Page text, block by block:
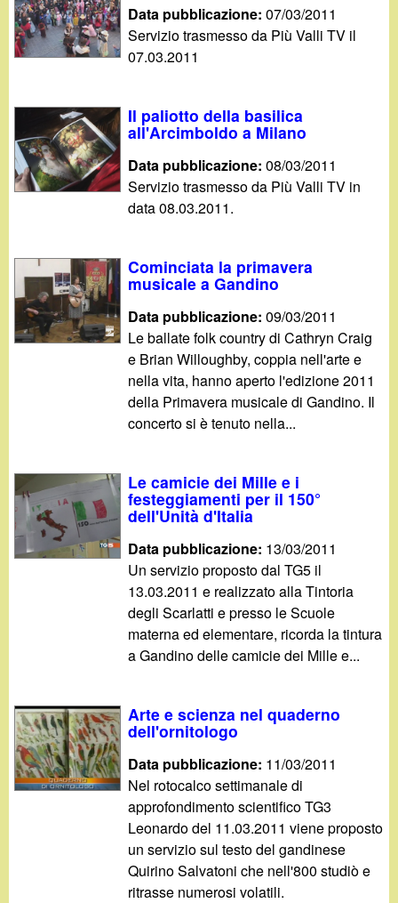
Data pubblicazione:07/03/2011
Servizio trasmesso da Più Valli TV il
07.03.2011
Il paliotto della basilica
all'Arcimboldo a Milano
Data pubblicazione:08/03/2011
Servizio trasmesso da Più Valli TV in
data 08.03.2011.
Cominciata la primavera
musicale a Gandino
Data pubblicazione:09/03/2011
Le ballate folk country di Cathryn Craig
e Brian Willoughby, coppia nell'arte e
nella vita, hanno aperto l'edizione 2011
della Primavera musicale di Gandino. Il
concerto si è tenuto nella...
Le camicie dei Mille e i
festeggiamenti per il 150°
dell'Unità d'Italia
Data pubblicazione: 13/03/2011
Un servizio proposto dal TG5 il
13.03.2011 e realizzato alla Tintoria
degli Scarlatti e presso le Scuole
materna ed elementare, ricorda la tintura
a Gandino delle camicie dei Mille e...
Arte e scienza nel quaderno
dell'ornitologo
Data pubblicazione: 11/03/2011
Nel rotocalco settimanale di
approfondimento scientifico TG3
Leonardo del 11.03.2011 viene proposto
un servizio sul testo del gandinese
Quirino Salvatoni che nell'800 studiò e
ritrasse numerosi volatili.